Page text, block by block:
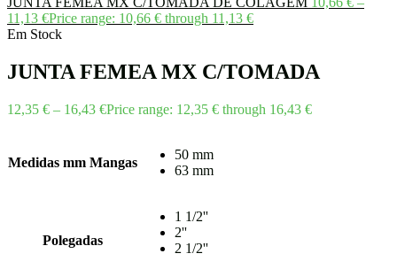
11,13 €Price range: 10,66 € through 11,13 €
Em Stock
JUNTA FEMEA MX C/TOMADA
12,35 € – 16,43 €Price range: 12,35 € through 16,43 €
Medidas mm Mangas
50 mm
63 mm
Polegadas
1 1/2''
2''
2 1/2''